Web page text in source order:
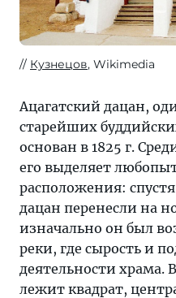
Кузнецов, Wikimedia
Ацагатский дацан,
старейших
основан в 1825 г.
его выделяет
расположения:
дацан перенесли на
изначально он был
реки, где сырость и
деятельности храма.
лежит квадрат,